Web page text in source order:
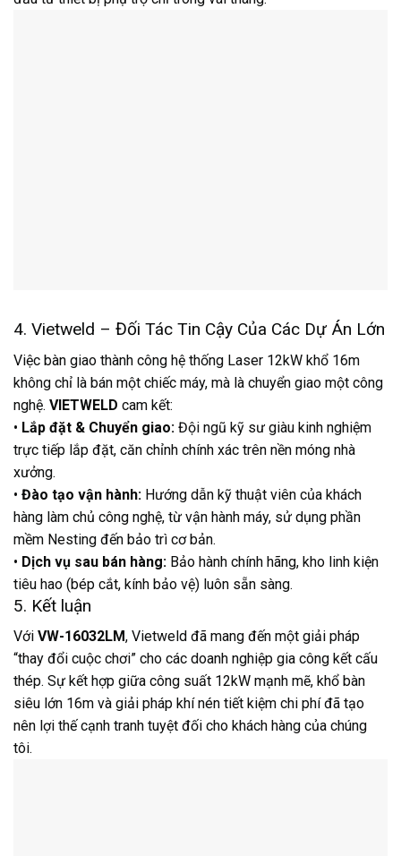
4. Vietweld – Đối Tác Tin Cậy Của Các Dự Án Lớn
Việc bàn giao thành công hệ thống Laser 12kW khổ 16m
không chỉ là bán một chiếc máy, mà là chuyển giao một công
nghệ. VIETWELD cam kết:
• Lắp đặt & Chuyển giao: Đội ngũ kỹ sư giàu kinh nghiệm
trực tiếp lắp đặt, căn chỉnh chính xác trên nền móng nhà
xưởng.
• Đào tạo vận hành: Hướng dẫn kỹ thuật viên của khách
hàng làm chủ công nghệ, từ vận hành máy, sử dụng phần
mềm Nesting đến bảo trì cơ bản.
• Dịch vụ sau bán hàng: Bảo hành chính hãng, kho linh kiện
tiêu hao (bép cắt, kính bảo vệ) luôn sẵn sàng.
5. Kết luận
Với VW-16032LM, Vietweld đã mang đến một giải pháp
“thay đổi cuộc chơi” cho các doanh nghiệp gia công kết cấu
thép. Sự kết hợp giữa công suất 12kW mạnh mẽ, khổ bàn
siêu lớn 16m và giải pháp khí nén tiết kiệm chi phí đã tạo
nên lợi thế cạnh tranh tuyệt đối cho khách hàng của chúng
tôi.